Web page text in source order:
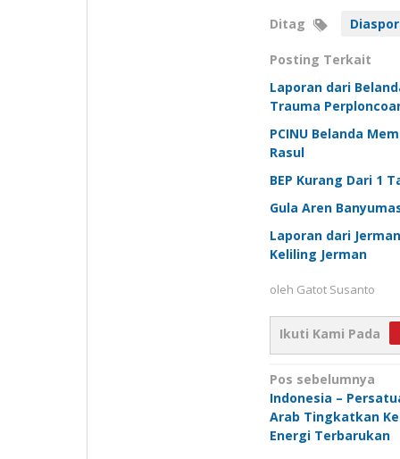
Ditag
Posting Terkait
Laporan dari
Trauma
PCINU Belanda
Rasul
BEP Kurang Dari 1
Gula Aren
Laporan dari
Keliling Jerman
oleh Gatot Susanto
Ikuti Kami Pada
Navigasi
pos
Pos sebelumnya
Indonesia –
Arab Tingkatkan
Energi Terbarukan